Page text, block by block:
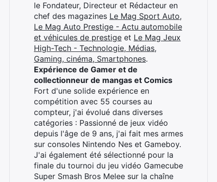
le Fondateur, Directeur et Rédacteur en
chef des magazines Le Mag Sport Auto,
Le Mag Auto Prestige - Actu automobile
et véhicules de prestige et Le Mag Jeux
High-Tech - Technologie, Médias,
Gaming, cinéma, Smartphones.
Expérience de Gamer et de
collectionneur de mangas et Comics
Fort d'une solide expérience en
compétition avec 55 courses au
compteur, j'ai évolué dans diverses
catégories : Passionné de jeux vidéo
depuis l'âge de 9 ans, j'ai fait mes armes
sur consoles Nintendo Nes et Gameboy.
J'ai également été sélectionné pour la
finale du tournoi du jeu vidéo Gamecube
Super Smash Bros Melee sur la chaîne